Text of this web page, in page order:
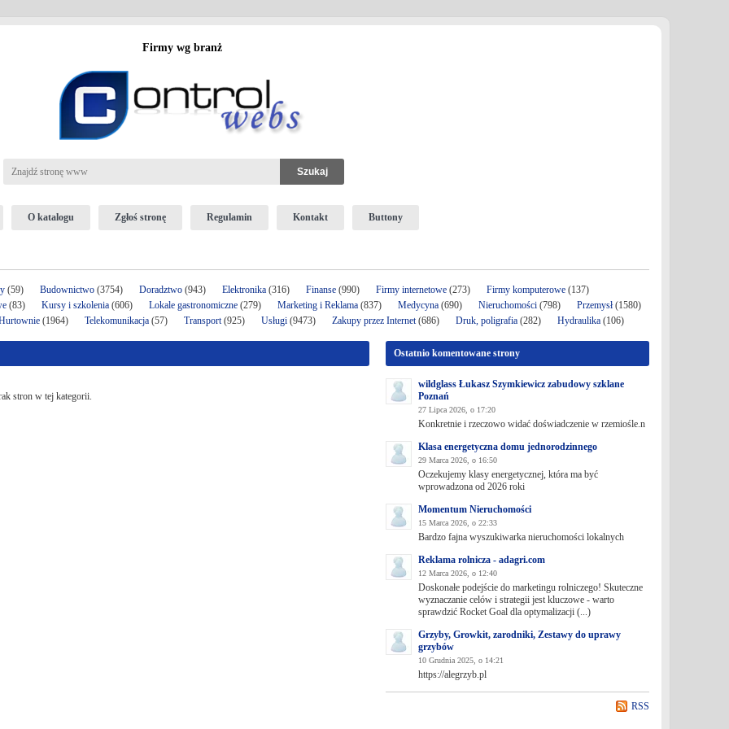
Firmy wg branż
O katalogu Zgłoś stronę Regulamin Kontakt Buttony
(59) Budownictwo (3754) Doradztwo (943) Elektronika (316) Finanse (990) Firmy internetowe (273) Firmy komputerowe (137)
(83) Kursy i szkolenia (606) Lokale gastronomiczne (279) Marketing i Reklama (837) Medycyna (690) Nieruchomości (798) Przemysł(1580)
(1964) Telekomunikacja (57) Transport(925) Usługi (9473) Zakupy przez Internet(686) Druk, poligrafia (282) Hydraulika (106)
stron w tej kategorii.
Ostatnio komentowane strony
wildglass Łukasz Szymkiewicz zabudowy szklane
Poznań
27 Lipca 2026, o 17:20
Konkretnie i rzeczowo widać doświadczenie w rzemiośle.n
Klasa energetyczna domu jednorodzinnego
29 Marca 2026, o 16:50
Oczekujemy klasy energetycznej, która ma być
wprowadzona od 2026 roki
Momentum Nieruchomości
15 Marca 2026, o 22:33
Bardzo fajna wyszukiwarka nieruchomości lokalnych
Reklama rolnicza - adagri.com
12 Marca 2026, o 12:40
Doskonałe podejście do marketingu rolniczego! Skuteczne
wyznaczanie celów i strategii jest kluczowe - warto
sprawdzić Rocket Goal dla optymalizacji (...)
Grzyby, Growkit, zarodniki, Zestawy do uprawy
grzybów
10 Grudnia 2025, o 14:21
https://alegrzyb.pl
RSS